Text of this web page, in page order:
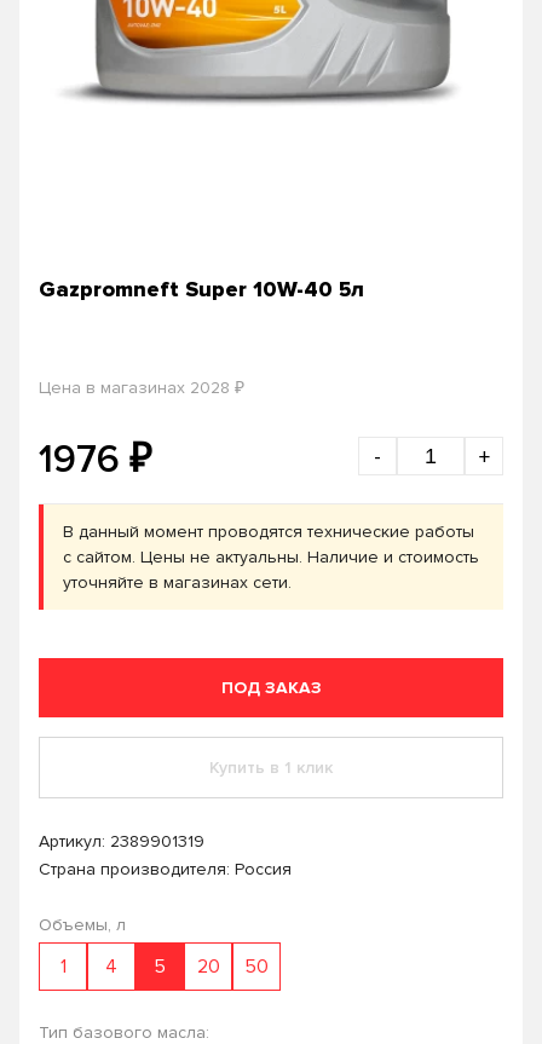
Gazpromneft Super 10W-40 5л
Цена в магазинах 2028 ₽
1976 ₽ - +
В данный момент проводятся технические работы
с сайтом. Цены не актуальны. Наличие и стоимость
уточняйте в магазинах сети.
ПОД ЗАКАЗ
Купить в 1 клик
Артикул: 2389901319
Страна производителя: Россия
Объемы, л
1 4 5 20 50
Тип базового масла: